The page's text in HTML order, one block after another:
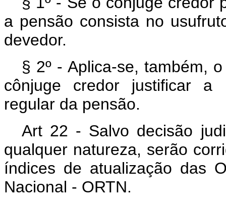
a pensão consista no
devedor.
§ 2º - Aplica-se, também,
cônjuge credor justificar a
regular da pensão.
Art 22 - Salvo decisão
qualquer natureza, serão
índices de atualização das
Nacional - ORTN.